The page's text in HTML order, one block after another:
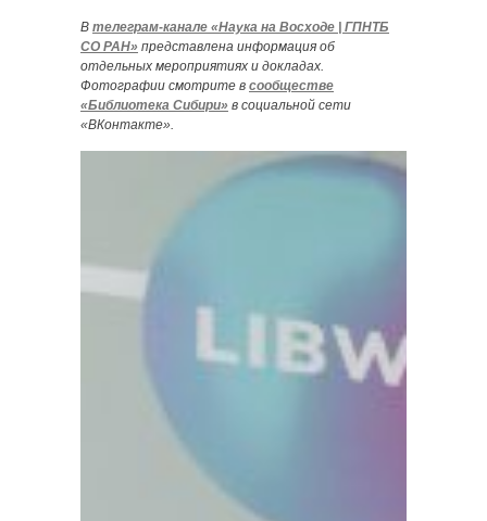
В телеграм-канале «Наука на Восходе | ГПНТБ
СО РАН» представлена информация об
отдельных мероприятиях и докладах.
Фотографии смотрите в сообществе
«Библиотека Сибири» в социальной сети
«ВКонтакте».